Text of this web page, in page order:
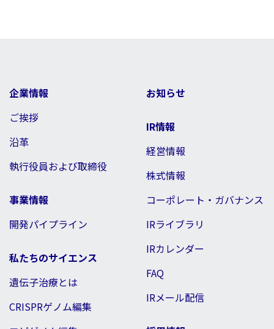
企業情報
ご挨拶
沿革
執行役員および取締役
事業情報
開発パイプライン
私たちのサイエンス
遺伝子治療とは
CRISPRゲノム編集
お知らせ
IR情報
経営情報
株式情報
コーポレート・ガバナンス
IRライブラリ
IRカレンダー
FAQ
IRメール配信